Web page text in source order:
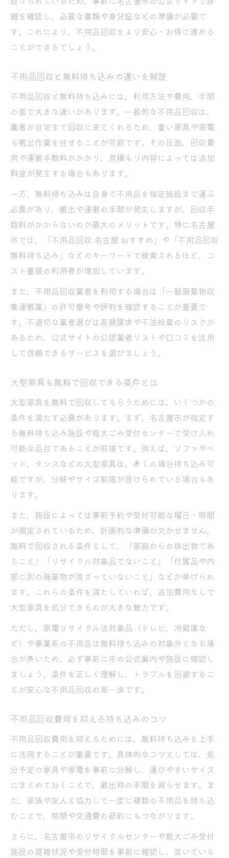
細を確認し、必要な書類や身分証などの準備が必要で
す。これにより、不用品回収をより安心・お得に進める
ことができるでしょう。
不用品回収と無料持ち込みの違いを解説
不用品回収と無料持ち込みには、利用方法や費用、手間
の面で大きな違いがあります。一般的な不用品回収は、
業者が自宅まで回収に来てくれるため、重い家具や家電
も搬出作業を任せることが可能です。その反面、回収費
用や運搬手数料がかかり、見積もり内容によっては追加
料金が発生する場合もあります。
一方、無料持ち込みは自身で不用品を指定施設まで運ぶ
必要があり、搬出や運搬の手間が発生しますが、回収手
数料がかからないのが最大のメリットです。特に名古屋
市では、「不用品回収 名古屋 おすすめ」や「不用品回収
無料持ち込み」などのキーワードで検索されるほど、コ
スト重視の利用者が増加しています。
また、不用品回収業者を利用する場合は「一般廃棄物収
集運搬業」の許可番号や評判を確認することが重要で
す。不適切な業者選びは高額請求や不法投棄のリスクが
あるため、公式サイトの公認業者リストや口コミを活用
して信頼できるサービスを選びましょう。
大型家具も無料で回収できる条件とは
大型家具を無料で回収してもらうためには、いくつかの
条件を満たす必要があります。まず、名古屋市が指定す
る無料持ち込み施設や粗大ごみ受付センターで受け入れ
可能な品目であることが前提です。例えば、ソファやベ
ッド、タンスなどの大型家具は、多くの場合持ち込み可
能ですが、分解やサイズ制限が設けられている場合もあ
ります。
また、施設によっては事前予約や受付可能な曜日・時間
が限定されているため、計画的な準備が欠かせません。
無料で回収される条件として、「家庭からの排出物であ
ること」「リサイクル対象品でないこと」「付属品や内
部に別の廃棄物が混ざっていないこと」などが挙げられ
ます。これらの条件を満たしていれば、追加費用なしで
大型家具を処分できるのが大きな魅力です。
ただし、家電リサイクル法対象品（テレビ、冷蔵庫な
ど）や事業系の不用品は無料持ち込みの対象外となる場
合が多いため、必ず事前に市の公式案内や施設に確認し
ましょう。条件を正しく理解し、トラブルを回避するこ
とが安心な不用品回収の第一歩です。
不用品回収費用を抑える持ち込みのコツ
不用品回収費用を抑えるためには、無料持ち込みを上手
に活用することが重要です。具体的なコツとしては、処
分予定の家具や家電を事前に分解し、運びやすいサイズ
にまとめておくことで、搬出時の手間を減らせます。ま
た、家族や友人と協力して一度に複数の不用品を持ち込
むことで、時間や交通費の節約にもつながります。
さらに、名古屋市のリサイクルセンターや粗大ごみ受付
施設の混雑状況や受付時間を事前に確認し、空いている